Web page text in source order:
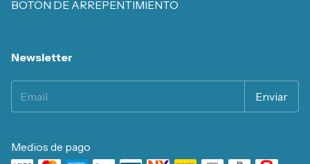
BOTÓN DE ARREPENTIMIENTO
Newsletter
Medios de pago